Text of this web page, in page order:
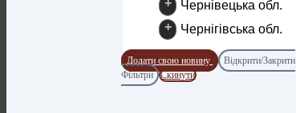
Чернівецька обл.
+
Чернігівська обл.
Додати свою новину
Відкрити/Закрити
Фільтри
Скинути